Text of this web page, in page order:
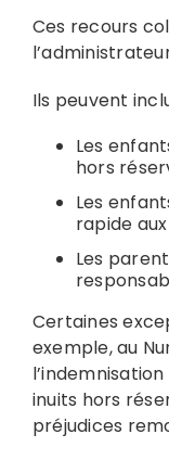
Ces recours
Ils peuvent
Les
hors
Les
rapide
Les
Certaines
exemple, au
inuits hors
préjudices